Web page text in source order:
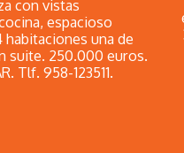
con vistas
espacioso
habitaciones una de
suite. 250.000 euros.
Tlf. 958-123511.